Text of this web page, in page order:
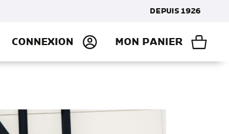
DEPUIS 1926
CONNEXION MON PANIER